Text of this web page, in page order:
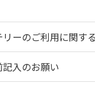
ーのご利用に関す
入のお願い